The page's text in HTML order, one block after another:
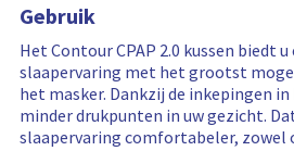
r
b
y
y
a
i
n
g
m
v
e
w
s
a
v
e
w
s
f
Gebruik
Het Contour CPAP 2.0 kussen biedt
slaapervaring met het grootst
het masker. Dankzij de inkepingen
minder drukpunten in uw gezicht.
slaapervaring comfortabeler, zowel